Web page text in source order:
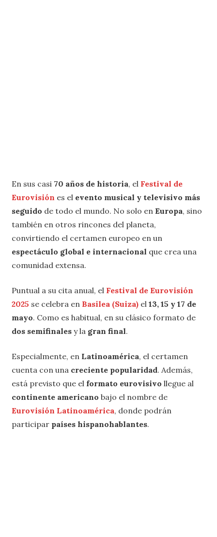
En sus casi 70 años de historia, el Festival de
Eurovisión es el evento musical y televisivo más
seguido de todo el mundo. No solo en Europa, sino
también en otros rincones del planeta,
convirtiendo el certamen europeo en un
espectáculo global e internacional que crea una
comunidad extensa.
Puntual a su cita anual, el Festival de Eurovisión
2025 se celebra en Basilea (Suiza) el 13, 15 y 17 de
mayo. Como es habitual, en su clásico formato de
dos semifinales y la gran final.
Especialmente, en Latinoamérica, el certamen
cuenta con una creciente popularidad. Además,
está previsto que el formato eurovisivo llegue al
continente americano bajo el nombre de
Eurovisión Latinoamérica, donde podrán
participar países hispanohablantes.